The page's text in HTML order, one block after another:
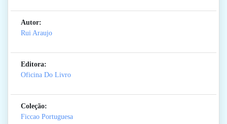
Autor:
Rui Araujo
Editora:
Oficina Do Livro
Coleção:
Ficcao Portuguesa